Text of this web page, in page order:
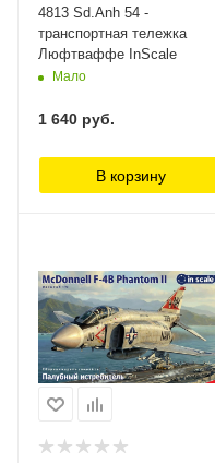
4813 Sd.Anh 54 -
транспортная тележка
Люфтваффе InScale
Мало
1 640 руб.
В корзину